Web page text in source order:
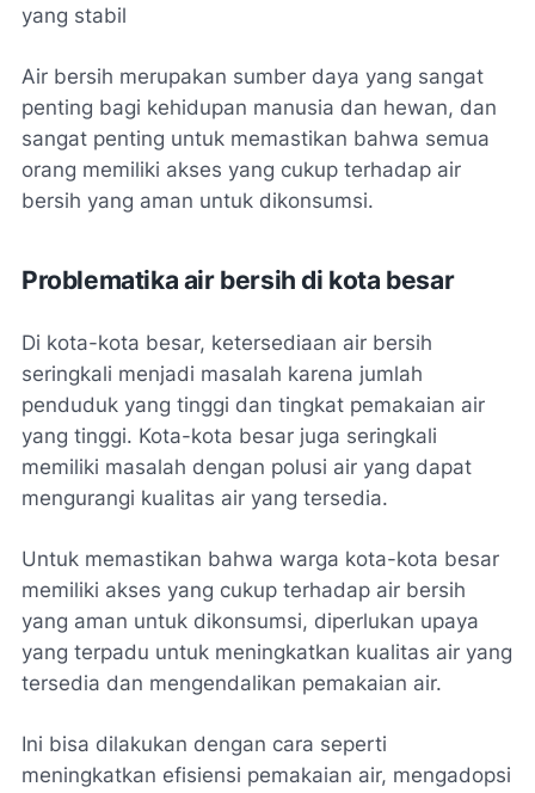
yang stabil
Air bersih merupakan sumber daya yang sangat
penting bagi kehidupan manusia dan hewan, dan
sangat penting untuk memastikan bahwa semua
orang memiliki akses yang cukup terhadap air
bersih yang aman untuk dikonsumsi.
Problematika air bersih di kota besar
Di kota-kota besar, ketersediaan air bersih
seringkali menjadi masalah karena jumlah
penduduk yang tinggi dan tingkat pemakaian air
yang tinggi. Kota-kota besar juga seringkali
memiliki masalah dengan polusi air yang dapat
mengurangi kualitas air yang tersedia.
Untuk memastikan bahwa warga kota-kota besar
memiliki akses yang cukup terhadap air bersih
yang aman untuk dikonsumsi, diperlukan upaya
yang terpadu untuk meningkatkan kualitas air yang
tersedia dan mengendalikan pemakaian air.
Ini bisa dilakukan dengan cara seperti
meningkatkan efisiensi pemakaian air, mengadopsi